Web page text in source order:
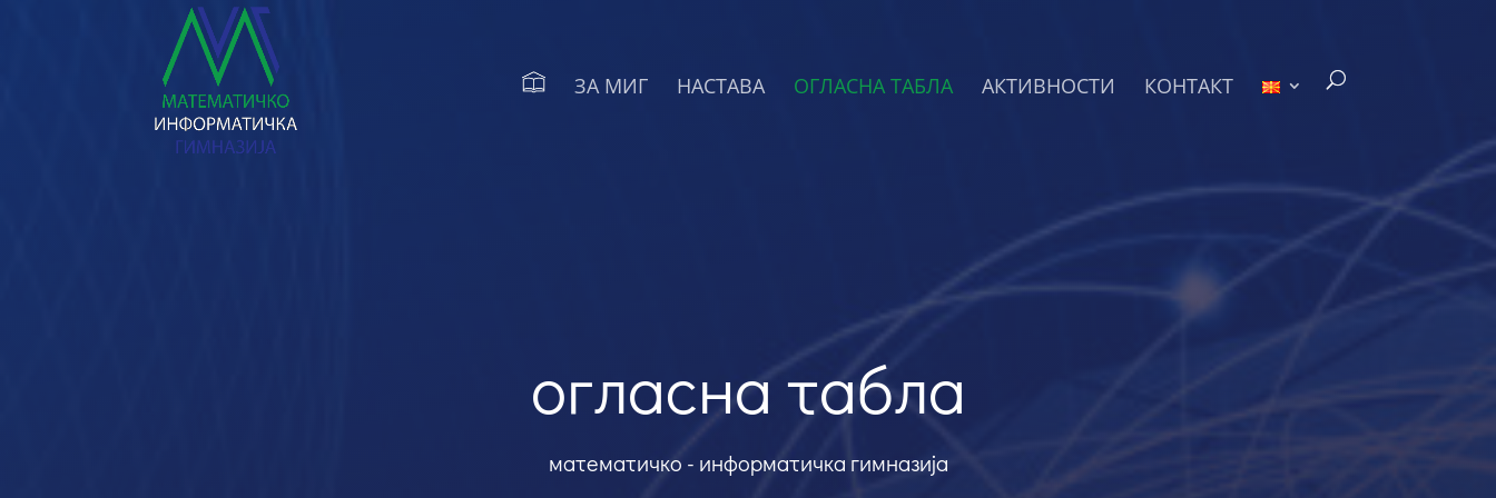
ЗА МИГ НАСТАВА ОГЛАСНА ТАБЛА АКТИВНОСТИ КОНТАКТ
огласна табла
математичко - информатичка гимназија